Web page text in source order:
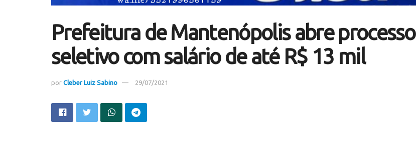
Prefeitura de Mantenópolis abre processo
seletivo com salário de até R$ 13 mil
por Cleber Luiz Sabino 29/07/2021